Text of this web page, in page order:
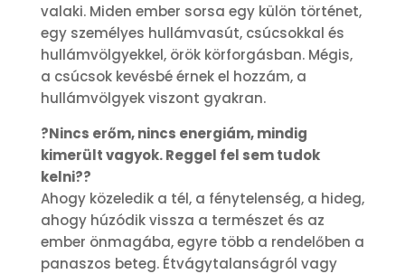
valaki. Miden ember sorsa egy külön történet,
egy személyes hullámvasút, csúcsokkal és
hullámvölgyekkel, örök körforgásban. Mégis,
a csúcsok kevésbé érnek el hozzám, a
hullámvölgyek viszont gyakran.
?Nincs erőm, nincs energiám, mindig
kimerült vagyok. Reggel fel sem tudok
kelni??
Ahogy közeledik a tél, a fénytelenség, a hideg,
ahogy húzódik vissza a természet és az
ember önmagába, egyre több a rendelőben a
panaszos beteg. Étvágytalanságról vagy